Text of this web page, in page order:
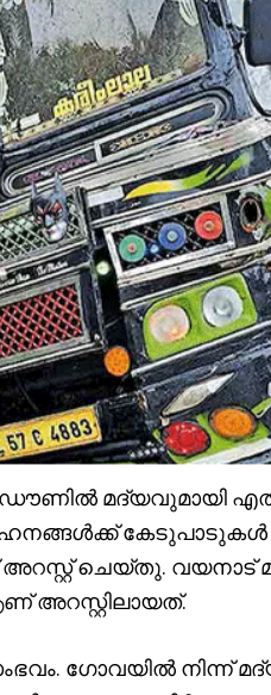
മദ്യവുമായി
ചെയ്തു. വയനാട്
അറസ്റ്റിലായത്.
ഗോവയിൽ നിന്ന്